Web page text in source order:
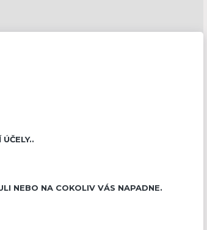
.
NEBO NA COKOLIV VÁS NAPADNE.